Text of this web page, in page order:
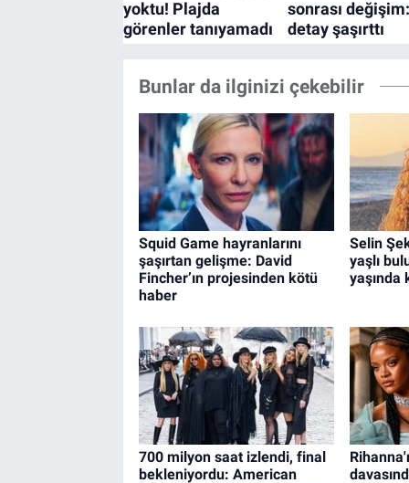
Bunlar da ilginizi çekebilir
Squid Game hayranlarını
şaşırtan gelişme: David
Fincher’ın projesinden kötü
haber
Selin
yaşlı
yaşında
700 milyon saat izlendi, final
bekleniyordu: American